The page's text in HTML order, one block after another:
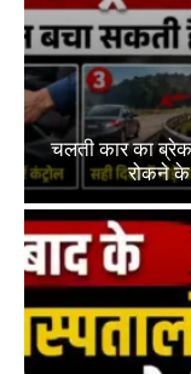
चलती कार का
रोकने के